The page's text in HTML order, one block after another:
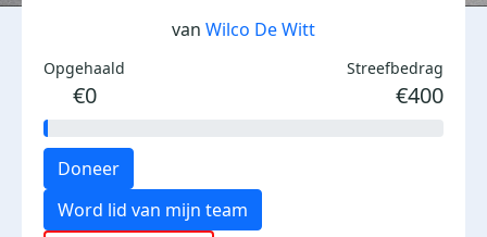
van Wilco De Witt
Opgehaald
€0
Streefbedrag
€400
Doneer
Word lid van mijn team